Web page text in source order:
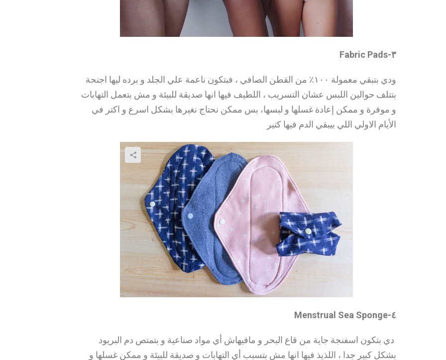
٣-Fabric Pads
ودي بتبقي معمولة ١٠٠٪ من القطن الصافي ، فبتكون ناعمة علي الجلد و برده ليها اجنحة
بتتلف حوالين اللبس عشان التسريب ، اللطيف فيها انها صديقة للبيئة و مش بتعمل التهابات
و موفرة و ممكن إعادة غسلها و لبسها، بس ممكن نحتاج نغيرها بشكل اسرع و اكتر في
الأيام الاولي اللي بيبقي الدم فيها كتير
٤-Menstrual Sea Sponge
دي بتكون اسفنجة جاية من قاع البحر و مافيهاش أي مواد صناعية و بتمتص دم البريود
بشكل كبير جدا ، اللذيذ فيها انها مش بتسبب أي التهابات و صديقة للبيئة و ممكن غسلها و